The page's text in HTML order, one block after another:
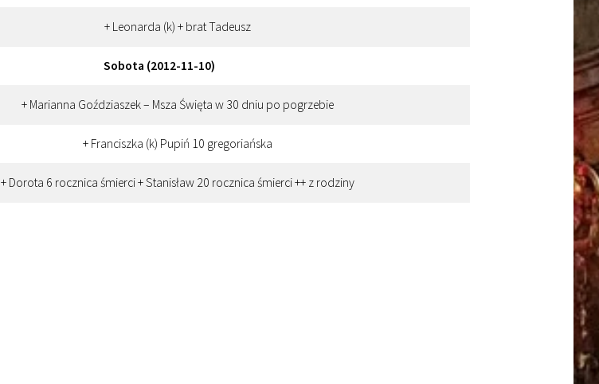
+ Leonarda (k) + brat Tadeusz
Sobota (2012-11-10)
+ Marianna Goździaszek – Msza Święta w 30 dniu po pogrzebie
+ Franciszka (k) Pupiń 10 gregoriańska
+ Dorota 6 rocznica śmierci + Stanisław 20 rocznica śmierci ++ z rodziny